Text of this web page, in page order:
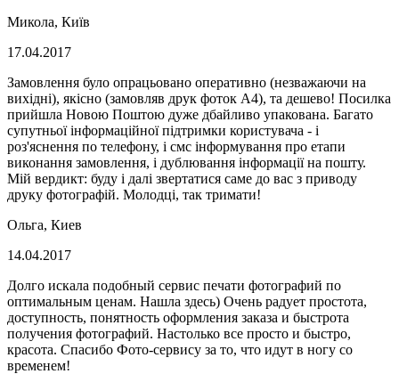
Микола, Київ
17.04.2017
Замовлення було опрацьовано оперативно (незважаючи на
вихідні), якісно (замовляв друк фоток А4), та дешево! Посилка
прийшла Новою Поштою дуже дбайливо упакована. Багато
супутньої інформаційної підтримки користувача - і
роз'яснення по телефону, і смс інформування про етапи
виконання замовлення, і дублювання інформації на пошту.
Мій вердикт: буду і далі звертатися саме до вас з приводу
друку фотографій. Молодці, так тримати!
Ольга, Киев
14.04.2017
Долго искала подобный сервис печати фотографий по
оптимальным ценам. Нашла здесь) Очень радует простота,
доступность, понятность оформления заказа и быстрота
получения фотографий. Настолько все просто и быстро,
красота. Спасибо Фото-сервису за то, что идут в ногу со
временем!